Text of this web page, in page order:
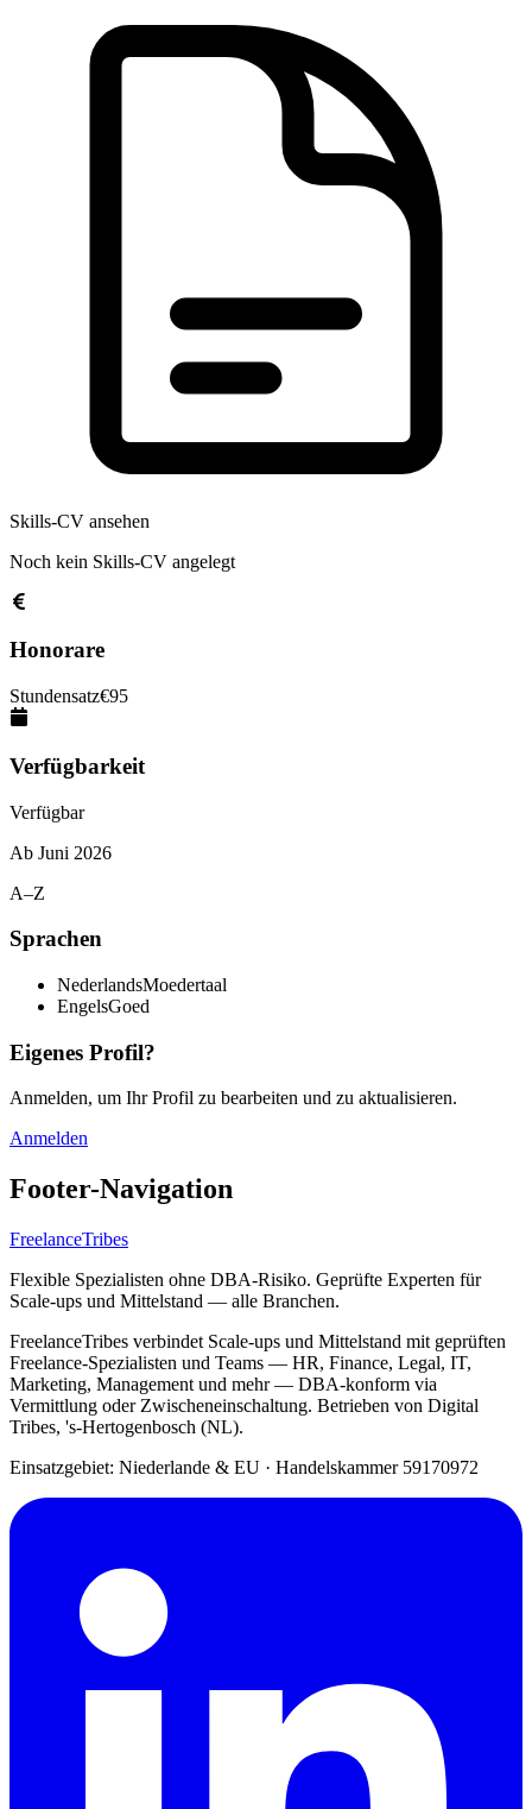
Skills-CV ansehen
Noch kein Skills-CV angelegt
Honorare
Stundensatz€95
Verfügbarkeit
Verfügbar
Ab Juni 2026
A–Z
Sprachen
NederlandsMoedertaal
EngelsGoed
Eigenes Profil?
Anmelden, um Ihr Profil zu bearbeiten und zu aktualisieren.
Anmelden
Footer-Navigation
FreelanceTribes
Flexible Spezialisten ohne DBA-Risiko. Geprüfte Experten für
Scale-ups und Mittelstand — alle Branchen.
FreelanceTribes verbindet Scale-ups und Mittelstand mit geprüften
Freelance-Spezialisten und Teams — HR, Finance, Legal, IT,
Marketing, Management und mehr — DBA-konform via
Vermittlung oder Zwischeneinschaltung. Betrieben von Digital
Tribes, 's-Hertogenbosch (NL).
Einsatzgebiet: Niederlande & EU · Handelskammer 59170972